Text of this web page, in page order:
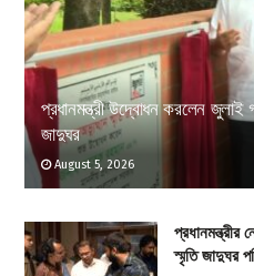
প্রধানমন্ত্রী উদ্বোধন করলেন জুলাই
জাদুঘর
August 5, 2026
স্মৃতি জাদুঘর